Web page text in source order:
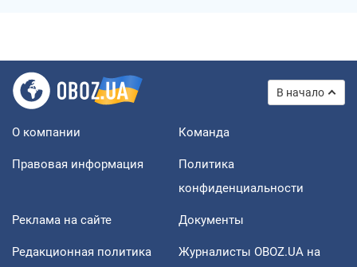
В начало
О компании Команда
Правовая информация
Политика
конфиденциальности
Реклама на сайте Документы
Редакционная политика
Журналисты OBOZ.UA на